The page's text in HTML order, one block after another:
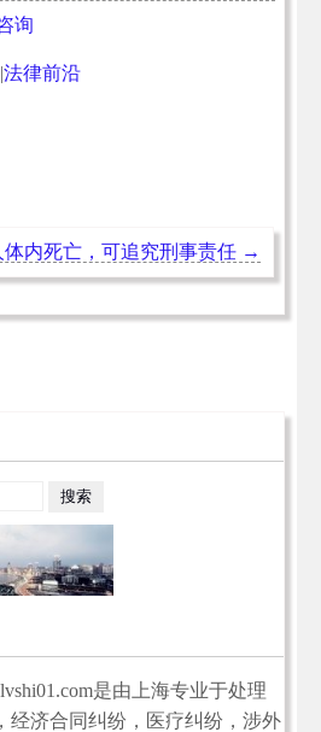
询
|法律前沿
内死亡，可追究刑事责任 →
是由上海专业于处理
经济合同纠纷，医疗纠纷，涉外